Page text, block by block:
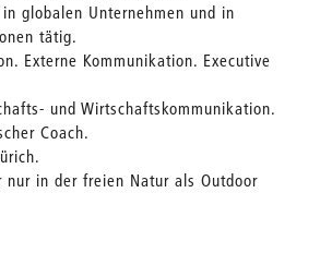
globalen Unternehmen und in
tätig.
Externe Kommunikation. Executive
und Wirtschaftskommunikation.
Coach.
nur in der freien Natur als Outdoor